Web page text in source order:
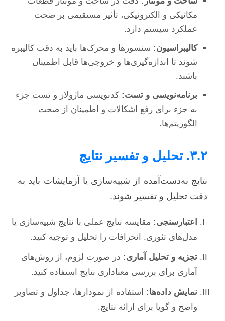
مکانیکی و الکترونیکی، تأثیر مستقیمی بر صحت
عملکرد سیستم دارد.
کالیبراسیون: سنسورها و محرک‌ها باید به دقت کالیبره
شوند تا اندازه‌گیری‌ها و خروجی‌ها قابل اطمینان
باشند.
برنامه‌نویسی و تست: کدنویسی ماژولار و تست جزء
به جزء برای رفع اشکالات و اطمینان از صحت
الگوریتم‌ها.
۳.۲. تحلیل و تفسیر نتایج
نتایج به‌دست‌آمده از شبیه‌سازی یا آزمایشات باید به
دقت تحلیل و تفسیر شوند.
اعتبارسنجی: مقایسه نتایج عملی با نتایج شبیه‌سازی یا
مدل‌های تئوری. انحرافات را تحلیل و توجیه کنید.
تجزیه و تحلیل آماری: در صورت لزوم، از روش‌های
آماری برای بررسی معناداری نتایج استفاده کنید.
نمایش داده‌ها: استفاده از نمودارها، جداول و تصاویر
واضح و گویا برای ارائه نتایج.